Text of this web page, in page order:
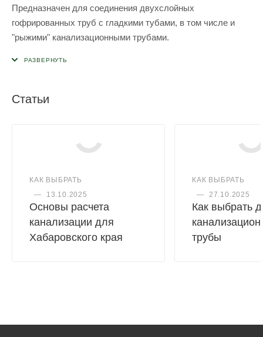
Предназначен для соединения двухслойных
гофрированных труб с гладкими тубами, в том числе и
"рыжими" канализационными трубами.
Статьи
КАК ВЫБРАТЬ
—
13.10.2025
Основы расчета
канализации для
Хабаровского края
КАК ВЫБРАТЬ
—
27.10.2025
Как выбрать
трубы